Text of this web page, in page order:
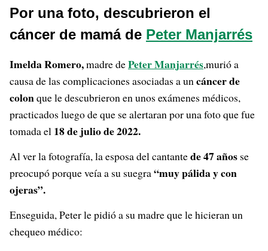
Por una foto, descubrieron el
cáncer de mamá de Peter Manjarrés
Imelda Romero,madre dePeter Manjarrés,murió a
causa de las complicaciones asociadas a uncáncer de
colonque le descubrieron en unos exámenes médicos,
practicados luego de que se alertaran por una foto que fue
tomada el 18 de julio de 2022.
Al ver la fotografía, la esposa del cantantede 47 años se
preocupó porque veía a su suegra“muy pálida y con
ojeras”.
Enseguida, Peter le pidió a su madre que le hicieran un
chequeo médico: